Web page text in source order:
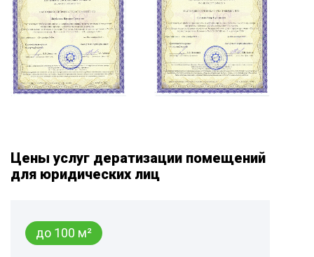
Цены услуг дератизации помещений
для юридических лиц
до 100 м²